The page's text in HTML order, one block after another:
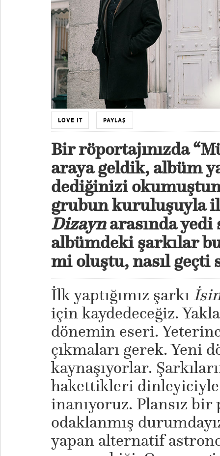
LOVE IT PAYLAŞ
Bir röportajınızda
araya geldik, albüm
dediğinizi
grubun kuruluşuyla
Dizaynarasında yedi
albümdeki şarkılar
mi oluştu, nasıl geçti
İlk yaptığımız şarkı
için kaydedeceğiz.
dönemin eseri.
çıkmaları gerek. Yeni
kaynaşıyorlar.
hakettikleri dinleyiciyle
inanıyoruz. Plansız
odaklanmış
yapan alternatif